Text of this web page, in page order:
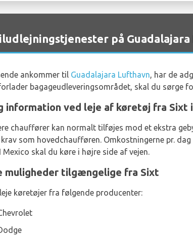
på
ankommer til Guadalajara Lufthavn, har de
bagageudleveringsområdet, skal du sørge
information ved leje af køretøj fra Sixt
chauffører kan normalt tilføjes mod et ekstra
krav som hovedchaufføren. Omkostningerne pr.
Mexico skal du køre i højre side af vejen.
muligheder tilgængelige fra Sixt
køretøjer fra følgende producenter: